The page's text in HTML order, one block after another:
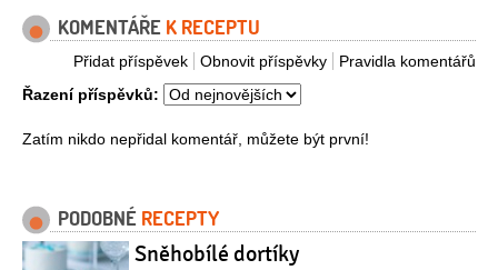
KOMENTÁŘE K RECEPTU
Pravidla komentářů
Obnovit příspěvky
Přidat příspěvek
Řazení příspěvků:
Zatím nikdo nepřidal komentář, můžete být první!
PODOBNÉ RECEPTY
Sněhobílé dortíky